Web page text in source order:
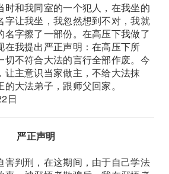
时和我同室的一个犯人，在我坐的
字让我坐，我忽然想到不对，我就
名字擦了一部份。在高压下我做了
在我提出严正声明：在高压下所
切不符合大法的言行全部作废。今
让主意识当家做主，不给大法抹
大法弟子，跟师父回家。
日
严正声明
害判刑，在这期间，由于自己学法